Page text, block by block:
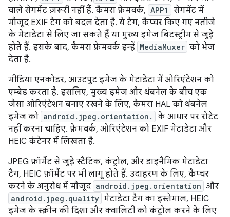
वाले सेगमेंट ज़रूरी नहीं हैं. कैमरा फ़्रेमवर्क, APP1
सेगमेंट में
मौजूद EXIF टैग को बदल देता है. ये टैग, कैप्चर किए गए नतीजे
के मेटाडेटा से लिए जा सकते हैं या मुख्य इमेज बिटस्ट्रीम से जुड़े
होते हैं. इसके बाद, कैमरा फ़्रेमवर्क इन्हें MediaMuxer को भेज
देता है.
मीडिया एनकोडर, आउटपुट इमेज के मेटाडेटा में ओरिएंटेशन को
एम्बेड करता है. इसलिए, मुख्य इमेज और थंबनेल के बीच एक
जैसा ओरिएंटेशन बनाए रखने के लिए, कैमरा HAL को थंबनेल
इमेज को android.jpeg.orientation.
के आधार पर रोटेट
नहीं करना चाहिए. फ़्रेमवर्क, ओरिएंटेशन को EXIF मेटाडेटा और
HEIC कंटेनर में लिखता है.
JPEG फ़ॉर्मैट से जुड़े स्टैटिक, कंट्रोल, और डाइनैमिक मेटाडेटा
टैग, HEIC फ़ॉर्मैट पर भी लागू होते हैं. उदाहरण के लिए, कैप्चर
करने के अनुरोध में मौजूद android.jpeg.orientation और
android.jpeg.quality मेटाडेटा टैग का इस्तेमाल, HEIC
इमेज के स्क्रीन की दिशा और क्वालिटी को कंट्रोल करने के लिए